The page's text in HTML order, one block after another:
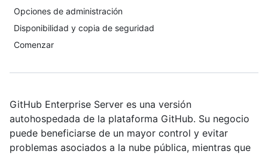
Opciones de administración
Disponibilidad y copia de seguridad
Comenzar
GitHub Enterprise Server es una versión
autohospedada de la plataforma GitHub. Su negocio
puede beneficiarse de un mayor control y evitar
problemas asociados a la nube pública, mientras que